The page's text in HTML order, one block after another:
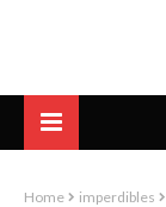
Home imperdibles